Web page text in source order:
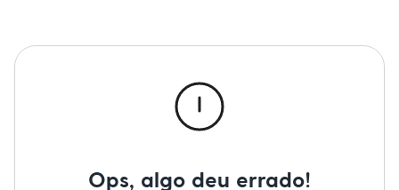
Calças
Casacos e Jaquetas
Dia dos Pais
Altura: 169cm / Busto: 107cm / Cintura: 93cm / Quadril: 125cm.
81% poliamida, 19% elastano
Ops, algo deu errado!